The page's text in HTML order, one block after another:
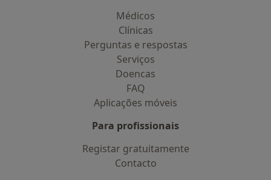
Médicos
Clínicas
Perguntas e respostas
Serviços
Doencas
FAQ
Aplicações móveis
Para profissionais
Registar gratuitamente
Contacto